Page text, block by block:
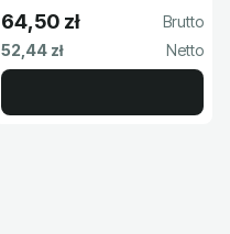
Opticum
Cena brutto
64,50 zł
Cena netto
52,44 zł